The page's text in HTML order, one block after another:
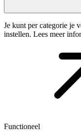
Je kunt per categorie je
instellen. Lees meer
Functioneel